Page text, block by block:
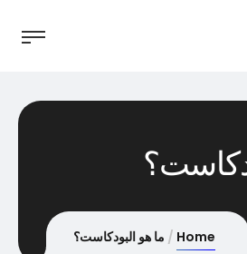
Home ما هو البودكاست؟